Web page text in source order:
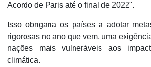
Acordo de Paris até o final de 2022".
Isso obrigaria os países a adotar
rigorosas no ano que vem, uma
nações mais vulneráveis aos
climática.